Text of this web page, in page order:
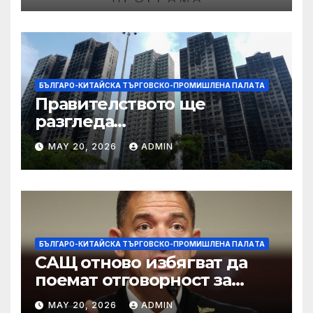
БЪЛГАРО-КИТАЙСКА ТЪРГОВСКО-ПРОМИШЛЕНА ПАЛAТА
Правителството ще
разгледа
застрахователните
претенции на Wang Fuk
Court по план за обратно
изкупуване: Хоп
MAY 20, 2026 ADMIN
БЪЛГАРО-КИТАЙСКА ТЪРГОВСКО-ПРОМИШЛЕНА ПАЛAТА
САЩ отново избягват да
поемат отговорност за
нападението в училище в
MAY 20, 2026 ADMIN